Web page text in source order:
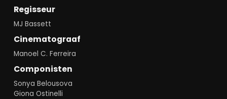
Regisseur
MJ Bassett
Cinematograaf
Manoel C. Ferreira
Componisten
Sonya Belousova
Giona Ostinelli